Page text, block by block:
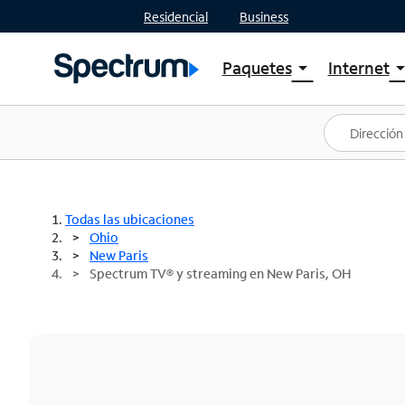
Residencial Business
Paquetesarrow_drop_down
Ver paquetes
Spectrum One
Mejores ofertas
Internetarrow_drop_down
Planes
Todas las ubicaciones
Ohio
New Paris
Spectrum TV® y streaming en New Paris, OH